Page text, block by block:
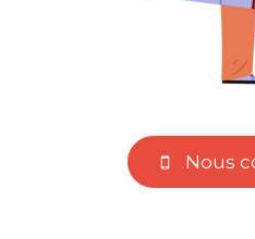
Nous